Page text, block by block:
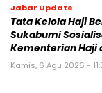
Jabar Update
Tata Kelola Haji
Sukabumi
Kementerian Haji
Kamis, 6 Agu 2026 -